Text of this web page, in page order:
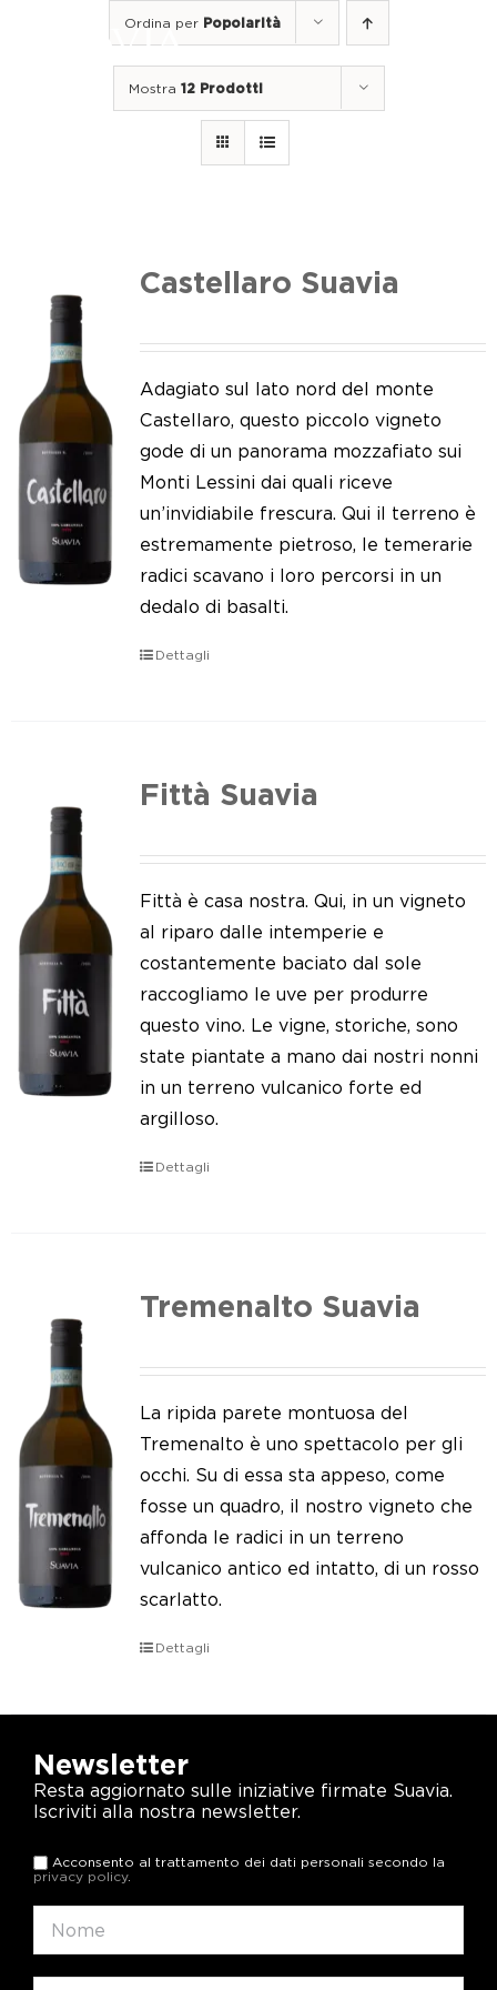
Il nostro lavoro
I nostri vigneti
Tappo a vite
Le nostre news
Ordina per Popolarità
Mostra 12 Prodotti
Castellaro Suavia
Adagiato sul lato nord del monte
Castellaro, questo piccolo vigneto
gode di un panorama mozzafiato sui
Monti Lessini dai quali riceve
un’invidiabile frescura. Qui il terreno è
estremamente pietroso, le temerarie
radici scavano i loro percorsi in un
dedalo di basalti.
Dettagli
Fittà Suavia
Fittà è casa nostra. Qui, in un vigneto
al riparo dalle intemperie e
costantemente baciato dal sole
raccogliamo le uve per produrre
questo vino. Le vigne, storiche, sono
state piantate a mano dai nostri nonni
in un terreno vulcanico forte ed
argilloso.
Dettagli
Tremenalto Suavia
La ripida parete montuosa del
Tremenalto è uno spettacolo per gli
occhi. Su di essa sta appeso, come
fosse un quadro, il nostro vigneto che
affonda le radici in un terreno
vulcanico antico ed intatto, di un rosso
scarlatto.
Dettagli
Newsletter
Resta aggiornato sulle iniziative firmate Suavia.
Iscriviti alla nostra newsletter.
Acconsento al trattamento dei dati personali secondo la
privacy policy.